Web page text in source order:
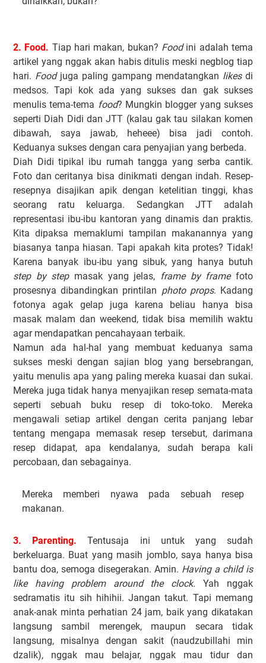
2. Food. Tiap hari makan, bukan? Foodini adalah tema
artikel yang nggak akan habis ditulis meski negblog tiap
hari. Foodjuga paling gampang mendatangkan likes di
medsos. Tapi kok ada yang sukses dan gak sukses
menulis tema-tema food? Mungkin blogger yang sukses
seperti Diah Didi dan JTT (kalau gak tau silakan komen
dibawah, saya jawab, heheee) bisa jadi contoh.
Keduanya sukses dengan cara penyajian yang berbeda.
Diah Didi tipikal ibu rumah tangga yang serba cantik.
Foto dan ceritanya bisa dinikmati dengan indah. Resep-
resepnya disajikan apik dengan ketelitian tinggi, khas
seorang ratu keluarga. Sedangkan JTT adalah
representasi ibu-ibu kantoran yang dinamis dan praktis.
Kita dipaksa memaklumi tampilan makanannya yang
biasanya tanpa hiasan. Tapi apakah kita protes? Tidak!
Karena banyak ibu-ibu yang sibuk, yang hanya butuh
step by stepmasak yang jelas, frame by framefoto
prosesnya dibandingkan printilan photo props. Kadang
fotonya agak gelap juga karena beliau hanya bisa
masak malam dan weekend, tidak bisa memilih waktu
agar mendapatkan pencahayaan terbaik.
Namun ada hal-hal yang membuat keduanya sama
sukses meski dengan sajian blog yang bersebrangan,
yaitu menulis apa yang paling mereka kuasai dan sukai.
Mereka juga tidak hanya menyajikan resep semata-mata
seperti sebuah buku resep di toko-toko. Mereka
mengawali setiap artikel dengan cerita panjang lebar
tentang mengapa memasak resep tersebut, darimana
resep didapat, apa kendalanya, sudah berapa kali
percobaan, dan sebagainya.
Mereka memberi nyawa pada sebuah resep
makanan.
3. Parenting. Tentusaja ini untuk yang sudah
berkeluarga. Buat yang masih jomblo, saya hanya bisa
bantu doa, semoga disegerakan. Amin. Having a child is
like having problem around the clock. Yah nggak
sedramatis itu sih hihihii. Jangan takut. Tapi memang
anak-anak minta perhatian 24 jam, baik yang dikatakan
langsung sambil merengek, maupun secara tidak
langsung, misalnya dengan sakit (naudzubillahi min
dzalik), nggak mau belajar, nggak mau tidur dan